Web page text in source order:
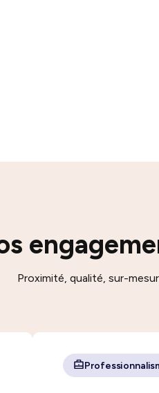
Proximité, qualité, sur-